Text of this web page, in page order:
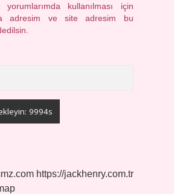
kullanılması için
adresim ve site adresim bu
https://jackhenry.com.tr